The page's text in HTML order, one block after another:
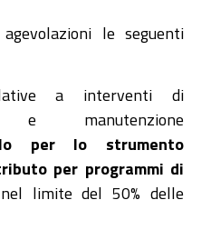
le seguenti
a interventi di
e manutenzione
per lo strumento
per programmi di
limite del 50% delle